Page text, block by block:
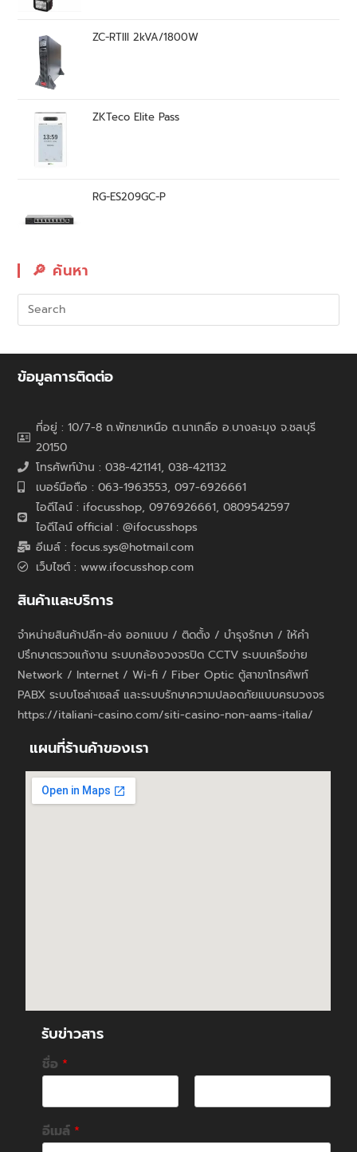
ZC-RTIII 2kVA/1800W
ZKTeco Elite Pass
RG-ES209GC-P
🔎︎ ค้นหา
ข้อมูลการติดต่อ
ที่อยู่ : 10/7-8 ถ.พัทยาเหนือ ต.นาเกลือ อ.บางละมุง จ.ชลบุรี
20150
โทรศัพท์บ้าน : 038-421141, 038-421132
เบอร์มือถือ : 063-1963553, 097-6926661
ไอดีไลน์ : ifocusshop, 0976926661, 0809542597
ไอดีไลน์ official : @ifocusshops
อีเมล์ : focus.sys@hotmail.com
เว็บไซต์ : www.ifocusshop.com
สินค้าและบริการ
จำหน่ายสินค้าปลีก-ส่ง ออกแบบ / ติดตั้ง / บำรุงรักษา / ให้คำ
ปรึกษาตรวจแก้งาน ระบบกล้องวงจรปิด CCTV ระบบเครือข่าย
Network / Internet / Wi-fi / Fiber Optic ตู้สาขาโทรศัพท์
PABX ระบบโซล่าเซลล์ และระบบรักษาความปลอดภัยแบบครบวงจร
https://italiani-casino.com/siti-casino-non-aams-italia/
แผนที่ร้านค้าของเรา
รับข่าวสาร
ชื่อ *
F
i
r
L
อีเมล์ *